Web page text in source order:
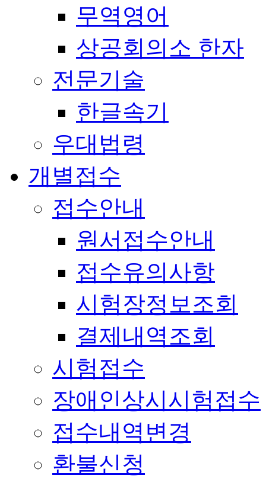
무역영어
상공회의소 한자
전문기술
한글속기
우대법령
개별접수
접수안내
원서접수안내
접수유의사항
시험장정보조회
결제내역조회
시험접수
장애인상시시험접수
접수내역변경
환불신청